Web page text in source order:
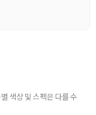
색상 및 스펙은 다를 수